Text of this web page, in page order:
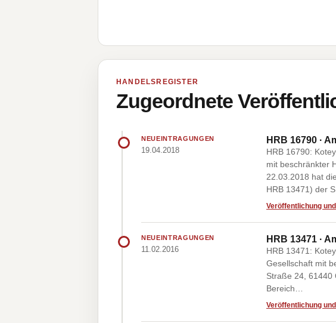
HANDELSREGISTER
Zugeordnete
NEUEINTRAGUNGEN
19.04.2018
HRB 16790 ·
HRB 16790:
mit beschränkter
22.03.2018 hat
HRB 13471) der
Veröffentlichung
NEUEINTRAGUNGEN
11.02.2016
HRB 13471 ·
HRB 13471:
Gesellschaft mit
Straße 24, 61440
Bereich…
Veröffentlichung